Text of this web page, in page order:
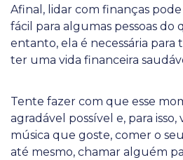
Afinal, lidar com finanças
fácil para algumas pessoas do
entanto, ela é necessária para
ter uma vida financeira
Tente fazer com que esse
agradável possível e, para
música que goste, comer o
até mesmo, chamar alguém